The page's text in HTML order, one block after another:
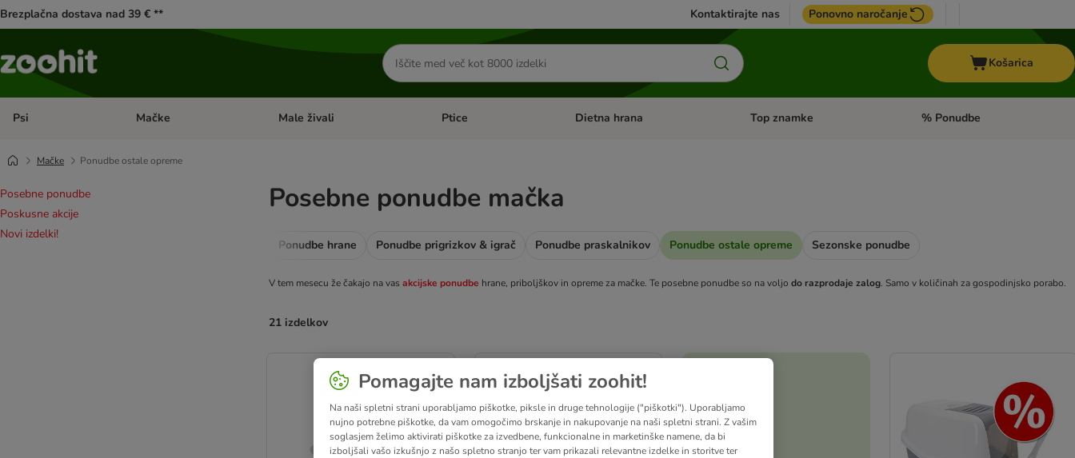
Brezplačna dostava nad 39 € ** Kontaktirajte nas Ponovno naročanje
Iskanje
izdelkov
Košarica
Psi Odprite meni kategorij: Psi
Mačke Odprite meni kategorij: Mačke
Male živali Odprite meni kategorij: Male živali
Ptice Odprite meni kategorij: Ptice
Dietna hrana Odprite meni kategorij: Dietna hrana
Top znamke Odprite meni kategorij: Top
% Ponudbe
Mačke Ponudbe ostale opreme
Posebne ponudbe
Poskusne akcije
Novi izdelki!
Posebne ponudbe mačka
Ponudbe hrane Ponudbe prigrizkov & igrač Ponudbe praskalnikov Ponudbe ostale opreme Sezonske ponudbe
V tem mesecu že čakajo na vas akcijske ponudbe hrane, priboljškov in opreme za mačke. Te posebne ponudbe so na voljo do razprodaje zalog. Samo v količinah za gospodinjsko porabo.
21 izdelkov
Pomagajte nam izboljšati zoohit!
Na naši spletni strani uporabljamo piškotke, piksle in druge tehnologije ("piškotki"). Uporabljamo
nujno potrebne piškotke, da vam omogočimo brskanje in nakupovanje na naši spletni strani. Z vašim
soglasjem želimo aktivirati piškotke za izvedbene, funkcionalne in marketinške namene, da bi
izboljšali vašo izkušnjo z našo spletno stranjo ter vam prikazali relevantne izdelke in storitve ter